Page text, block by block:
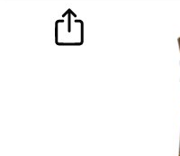
Рекомендуем
Водка Smirnoff Red
Ром Captain Morgan
Пиво Guinness Draught
Виски Talisker 10 YO
Джин Gordon`s London